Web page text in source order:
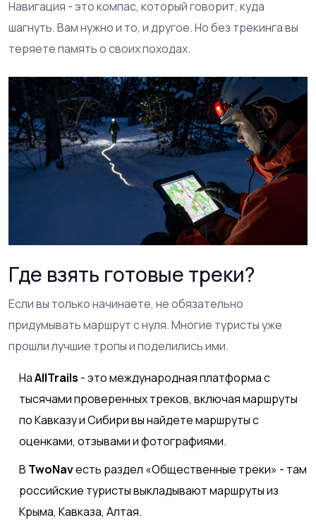
Навигация - это компас, который говорит, куда
шагнуть. Вам нужно и то, и другое. Но без трекинга вы
теряете память о своих походах.
Где взять готовые треки?
Если вы только начинаете, не обязательно
придумывать маршрут с нуля. Многие туристы уже
прошли лучшие тропы и поделились ими.
НаAllTrails - этомеждународная платформа с
тысячами проверенных треков, включая маршруты
по Кавказу и Сибиривы найдете маршруты с
оценками, отзывами и фотографиями.
В TwoNavесть раздел «Общественные треки» - там
российские туристы выкладывают маршруты из
Крыма, Кавказа, Алтая.